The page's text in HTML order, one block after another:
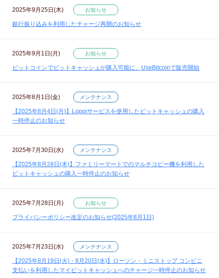
2025年9月25日(木) お知らせ
銀行振り込みを利用したチャージ再開のお知らせ
2025年9月1日(月) お知らせ
ビットコインでビットキャッシュが購入可能に、UseBitcoinで販売開始
2025年8月1日(金) メンテナンス
【2025年8月4日(月)】Loppiサービスを使用したビットキャッシュの購入
一時停止のお知らせ
2025年7月30日(水) メンテナンス
【2025年8月28日(木)】ファミリーマートでのマルチコピー機を利用した
ビットキャッシュの購入一時停止のお知らせ
2025年7月28日(月) お知らせ
プライバシーポリシー改定のお知らせ(2025年8月1日)
2025年7月23日(水) メンテナンス
【2025年8月19日(火)・8月20日(水)】ローソン・ミニストップ コンビニ
支払いを利用したマイビットキャッシュへのチャージ一時停止のお知らせ